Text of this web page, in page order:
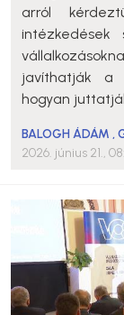
arról
javíthatják a
hogyan
BALOGH ÁDÁM ,
2026. június 21.,